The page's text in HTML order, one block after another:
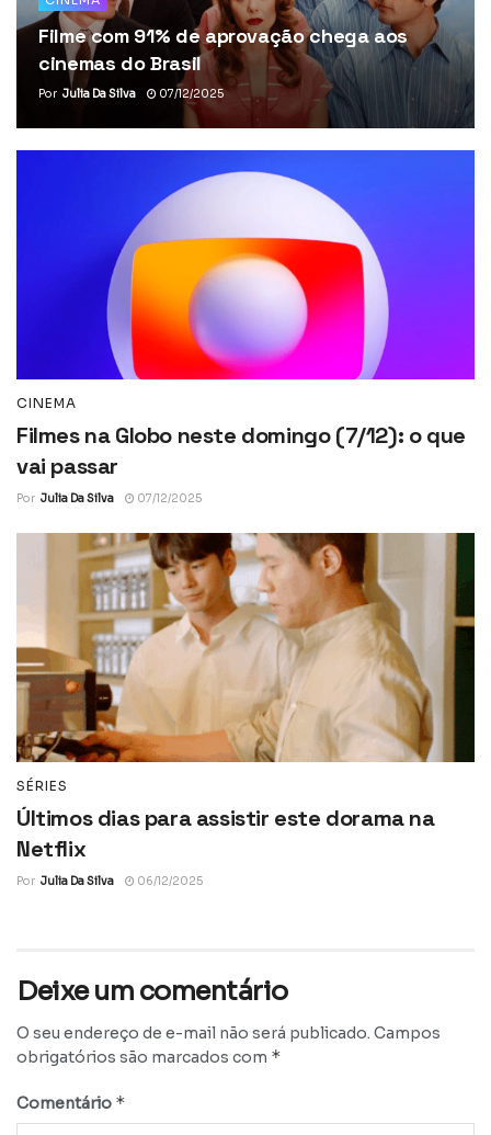
Filme com 91% de aprovação chega aos
cinemas do Brasil
Por Julia Da Silva 07/12/2025
CINEMA
Filmes na Globo neste domingo (7/12): o que
vai passar
Por Julia Da Silva 07/12/2025
SÉRIES
Últimos dias para assistir este dorama na
Netflix
Por Julia Da Silva 06/12/2025
Deixe um comentário
O seu endereço de e-mail não será publicado. Campos
obrigatórios são marcados com *
Comentário *